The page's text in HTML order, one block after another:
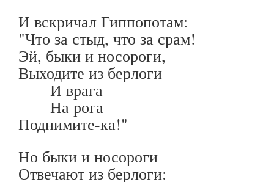
И вскричал Гиппопотам:
"Что за стыд, что за срам!
Эй, быки и носороги,
Выходите из берлоги
И врага
На рога
Поднимите-ка!"
Но быки и носороги
Отвечают из берлоги: